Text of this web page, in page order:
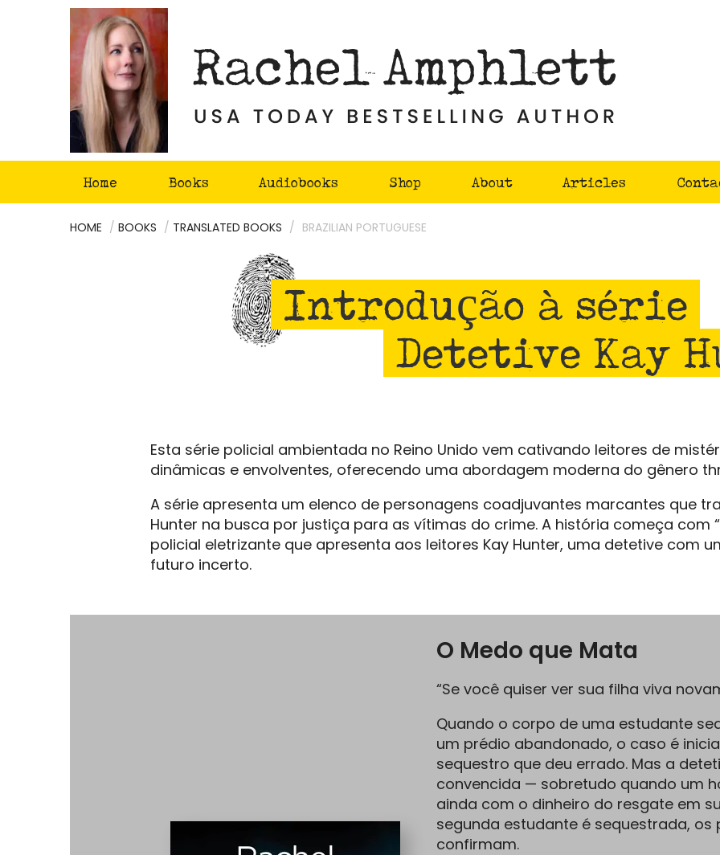
Home Books Audiobooks Shop About Articles
HOME / BOOKS / TRANSLATED BOOKS / BRAZILIAN PORTUGUESE
Introdução à série
Detetive Kay
Esta série policial ambientada no Reino Unido vem cativando leitores de
dinâmicas e envolventes, oferecendo uma abordagem moderna do gênero
A série apresenta um elenco de personagens coadjuvantes marcantes que
Hunter na busca por justiça para as vítimas do crime. A história começa com
policial eletrizante que apresenta aos leitores Kay Hunter, uma detetive com
futuro incerto.
O Medo que Mata
“Se você quiser ver sua filha viva
Quando o corpo de uma estudante
um prédio abandonado, o caso é
sequestro que deu errado. Mas a
convencida — sobretudo quando um
ainda com o dinheiro do resgate em
segunda estudante é sequestrada, os
confirmam.